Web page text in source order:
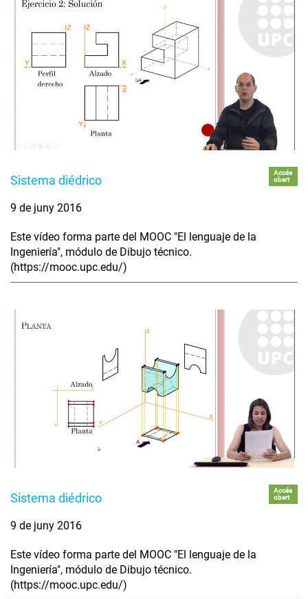
Sistema diédrico
Accés
obert
9 de juny 2016
Este vídeo forma parte del MOOC "El lenguaje de la
Ingeniería", módulo de Dibujo técnico.
(https://mooc.upc.edu/)
Sistema diédrico
Accés
obert
9 de juny 2016
Este vídeo forma parte del MOOC "El lenguaje de la
Ingeniería", módulo de Dibujo técnico.
(https://mooc.upc.edu/)